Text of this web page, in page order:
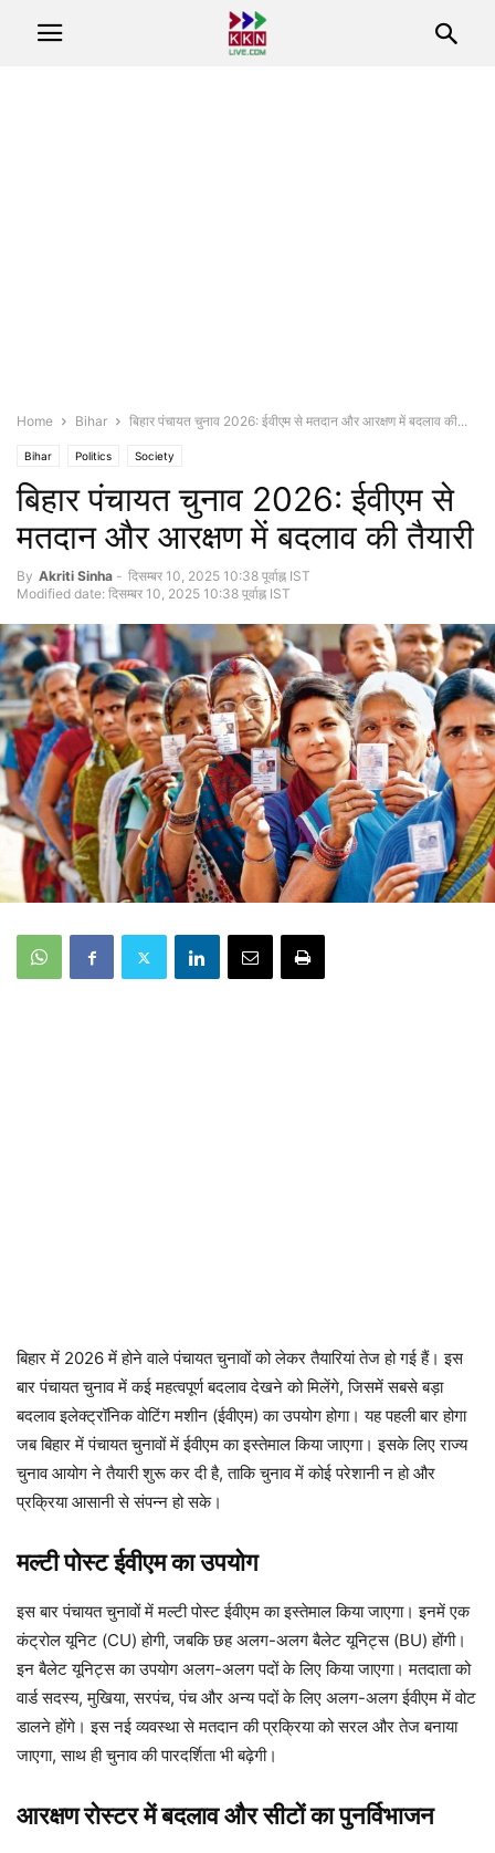
Home Bihar बिहार पंचायत चुनाव 2026: ईवीएम से मतदान और आरक्षण में बदलाव की...
Bihar Politics Society
बिहार पंचायत चुनाव 2026: ईवीएम से
मतदान और आरक्षण में बदलाव की तैयारी
By Akriti Sinha - दिसम्बर 10, 2025 10:38 पूर्वाह्न IST
Modified date: दिसम्बर 10, 2025 10:38 पूर्वाह्न IST
बिहार में 2026 में होने वाले पंचायत चुनावों को लेकर तैयारियां तेज हो गई हैं। इस
बार पंचायत चुनाव में कई महत्वपूर्ण बदलाव देखने को मिलेंगे, जिसमें सबसे बड़ा
बदलाव इलेक्ट्रॉनिक वोटिंग मशीन (ईवीएम) का उपयोग होगा। यह पहली बार होगा
जब बिहार में पंचायत चुनावों में ईवीएम का इस्तेमाल किया जाएगा। इसके लिए राज्य
चुनाव आयोग ने तैयारी शुरू कर दी है, ताकि चुनाव में कोई परेशानी न हो और
प्रक्रिया आसानी से संपन्न हो सके।
मल्टी पोस्ट ईवीएम का उपयोग
इस बार पंचायत चुनावों में मल्टी पोस्ट ईवीएम का इस्तेमाल किया जाएगा। इनमें एक
कंट्रोल यूनिट (CU) होगी, जबकि छह अलग-अलग बैलेट यूनिट्स (BU) होंगी।
इन बैलेट यूनिट्स का उपयोग अलग-अलग पदों के लिए किया जाएगा। मतदाता को
वार्ड सदस्य, मुखिया, सरपंच, पंच और अन्य पदों के लिए अलग-अलग ईवीएम में वोट
डालने होंगे। इस नई व्यवस्था से मतदान की प्रक्रिया को सरल और तेज बनाया
जाएगा, साथ ही चुनाव की पारदर्शिता भी बढ़ेगी।
आरक्षण रोस्टर में बदलाव और सीटों का पुनर्विभाजन